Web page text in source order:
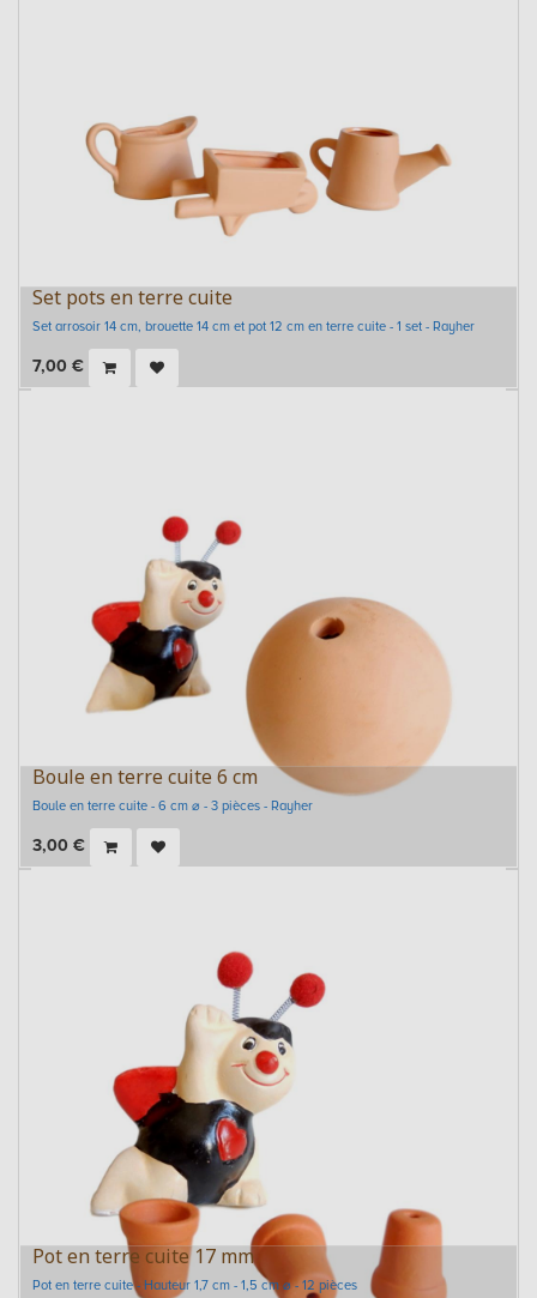
Set pots en terre cuite
Set arrosoir 14 cm, brouette 14 cm et pot 12 cm en terre cuite - 1 set - Rayher
7,00 €
Boule en terre cuite 6 cm
Boule en terre cuite - 6 cm ⌀ - 3 pièces - Rayher
3,00 €
Pot en terre cuite 17 mm
Pot en terre cuite - Hauteur 1,7 cm - 1,5 cm ⌀ - 12 pièces